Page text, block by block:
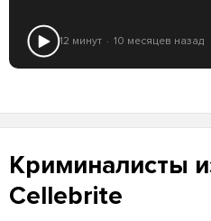
12 минут 10 месяцев назад
Криминалисты
Cellebrite